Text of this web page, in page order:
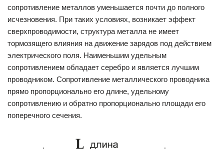
сопротивление металлов уменьшается почти до полного
исчезновения. При таких условиях, возникает эффект
сверхпроводимости, структура металла не имеет
тормозящего влияния на движение зарядов под действием
электрического поля. Наименьшим удельным
сопротивлением обладает серебро и является лучшим
проводником. Сопротивление металлического проводника
прямо пропорционально его длине, удельному
сопротивлению и обратно пропорционально площади его
поперечного сечения.